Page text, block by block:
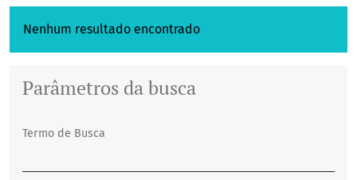
Nenhum resultado encontrado
Parâmetros da busca
Termo de Busca